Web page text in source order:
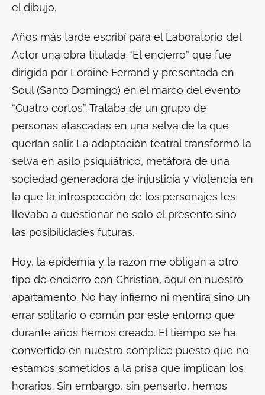
el dibujo.
Años más tarde escribí para el Laboratorio del
Actor una obra titulada “El encierro” que fue
dirigida por Loraine Ferrand y presentada en
Soul (Santo Domingo) en el marco del evento
“Cuatro cortos”. Trataba de un grupo de
personas atascadas en una selva de la que
querían salir. La adaptación teatral transformó la
selva en asilo psiquiátrico, metáfora de una
sociedad generadora de injusticia y violencia en
la que la introspección de los personajes les
llevaba a cuestionar no solo el presente sino
las posibilidades futuras.
Hoy, la epidemia y la razón me obligan a otro
tipo de encierro con Christian, aquí en nuestro
apartamento. No hay infierno ni mentira sino un
errar solitario o común por este entorno que
durante años hemos creado. El tiempo se ha
convertido en nuestro cómplice puesto que no
estamos sometidos a la prisa que implican los
horarios. Sin embargo, sin pensarlo, hemos